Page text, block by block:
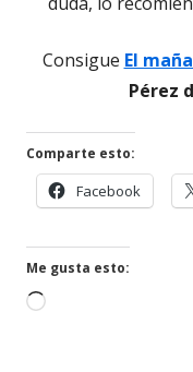
Consigue El
Pérez
Comparte esto:
Facebook
en
Me gusta esto:
Cargando...